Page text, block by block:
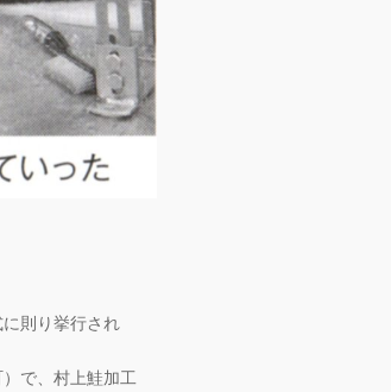
則り挙行され
で、村上鮭加工